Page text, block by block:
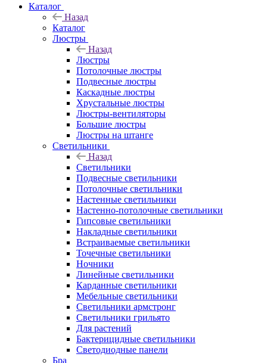
Каталог
Назад
Каталог
Люстры
Назад
Люстры
Потолочные люстры
Подвесные люстры
Каскадные люстры
Хрустальные люстры
Люстры-вентиляторы
Большие люстры
Люстры на штанге
Светильники
Назад
Светильники
Подвесные светильники
Потолочные светильники
Настенные светильники
Настенно-потолочные светильники
Гипсовые светильники
Накладные светильники
Встраиваемые светильники
Точечные светильники
Ночники
Линейные светильники
Карданные светильники
Мебельные светильники
Светильники армстронг
Светильники грильято
Для растений
Бактерицидные светильники
Светодиодные панели
Бра